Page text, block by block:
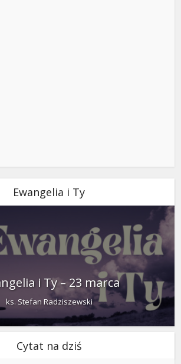
Ewangelia i Ty
i Ty – 23 marca
ks. Stefan Radziszewski
Cytat na dziś